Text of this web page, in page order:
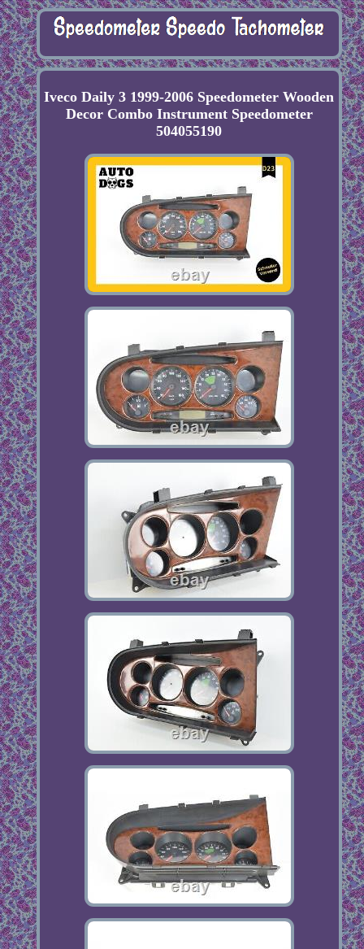
Iveco Daily 3 1999-2006 Speedometer Wooden
Decor Combo Instrument Speedometer
504055190